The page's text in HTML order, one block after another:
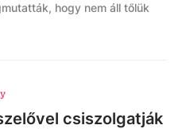
hogy nem áll tőlük
csiszolgatják